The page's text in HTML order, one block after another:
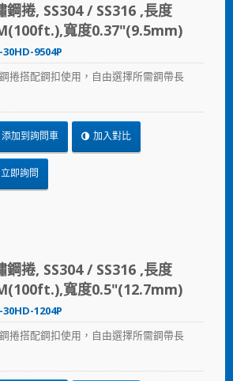
鋼捲, SS304 / SS316 ,長度
寬度0.37"(9.5mm)
30HD-9504P
捲搭配鋼扣使用，自由選擇所需鋼帶長
添加到詢問車 加入對比
立即詢問
鋼捲, SS304 / SS316 ,長度
寬度0.5"(12.7mm)
30HD-1204P
捲搭配鋼扣使用，自由選擇所需鋼帶長